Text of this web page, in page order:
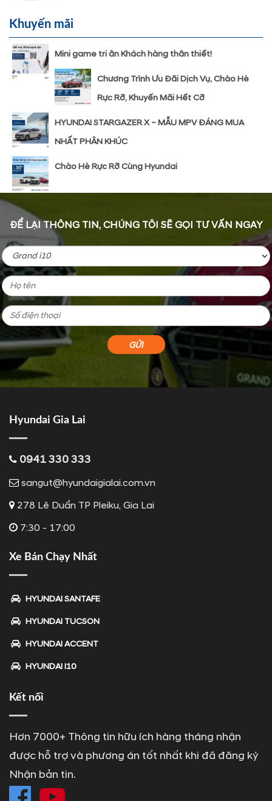
Khuyến mãi
Mini game tri ân Khách hàng thân thiết!
Chương Trình Ưu Đãi Dịch Vụ, Chào Hè
Rực Rỡ, Khuyến Mãi Hết Cỡ
HYUNDAI STARGAZER X – MẪU MPV ĐÁNG MUA
NHẤT PHÂN KHÚC
Chào Hè Rực Rỡ Cùng Hyundai
ĐỂ LẠI THÔNG TIN, CHÚNG TÔI SẼ GỌI TƯ VẤN NGAY
Hyundai Gia Lai
0941 330 333
sangut@hyundaigialai.com.vn
278 Lê Duẩn TP Pleiku, Gia Lai
7:30 - 17:00
Xe Bán Chạy Nhất
HYUNDAI SANTAFE
HYUNDAI TUCSON
HYUNDAI ACCENT
HYUNDAI I10
Kết nối
Hơn 7000+ Thông tin hữu ích hàng tháng nhận
được hỗ trợ và phương án tốt nhất khi đã đăng ký
Nhận bản tin.